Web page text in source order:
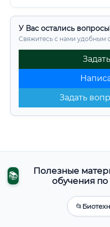
У Вас остались
Свяжитесь с нами удобным
Задать
📚
Полезные
обучения
📂